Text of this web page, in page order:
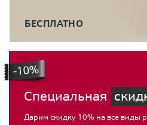
БЕСПЛАТНО
Специальная
Дарим скидку 10% на все виды